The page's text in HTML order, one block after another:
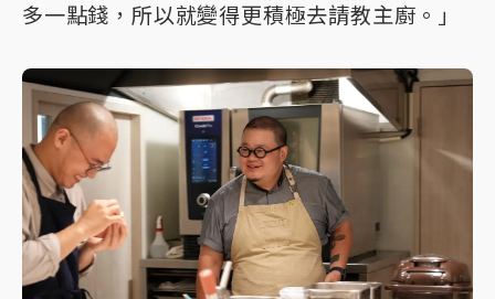
多一點錢，所以就變得更積極去請教主廚。」